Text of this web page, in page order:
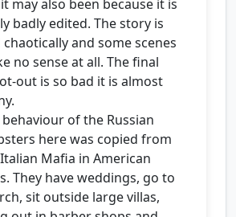
may also been because it is
badly edited. The story is
and some scenes
no sense at all. The final
out is so bad it is almost
behaviour of the Russian
here was copied from
Mafia in American
They have weddings, go to
sit outside large villas,